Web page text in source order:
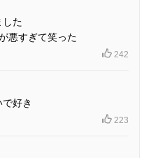
した
悪すぎて笑った
242
好き
223